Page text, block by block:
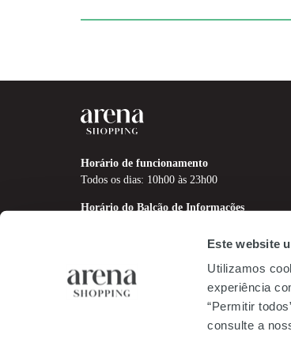
Este website
Utilizamos
experiência
“Permitir
consulte a
Horário de funcionamento
Todos os dias: 10h00 às 23h00
Horário do Balcão de Informações